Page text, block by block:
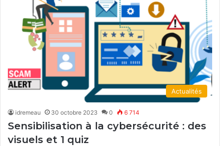
Actualités
idremeau 30 octobre 2023 0 6 714
Sensibilisation à la cybersécurité : des
visuels et 1 quiz